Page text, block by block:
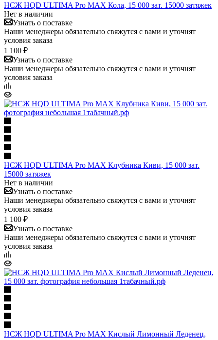
НСЖ HQD ULTIMA Pro MAX Кола, 15 000 зат. 15000 затяжек
Нет в наличии
Узнать о поставке
Наши менеджеры обязательно свяжутся с вами и уточнят
условия заказа
1 100 ₽
Узнать о поставке
Наши менеджеры обязательно свяжутся с вами и уточнят
условия заказа
НСЖ HQD ULTIMA Pro MAX Клубника Киви, 15 000 зат.
15000 затяжек
Нет в наличии
Узнать о поставке
Наши менеджеры обязательно свяжутся с вами и уточнят
условия заказа
1 100 ₽
Узнать о поставке
Наши менеджеры обязательно свяжутся с вами и уточнят
условия заказа
НСЖ HQD ULTIMA Pro MAX Кислый Лимонный Леденец,